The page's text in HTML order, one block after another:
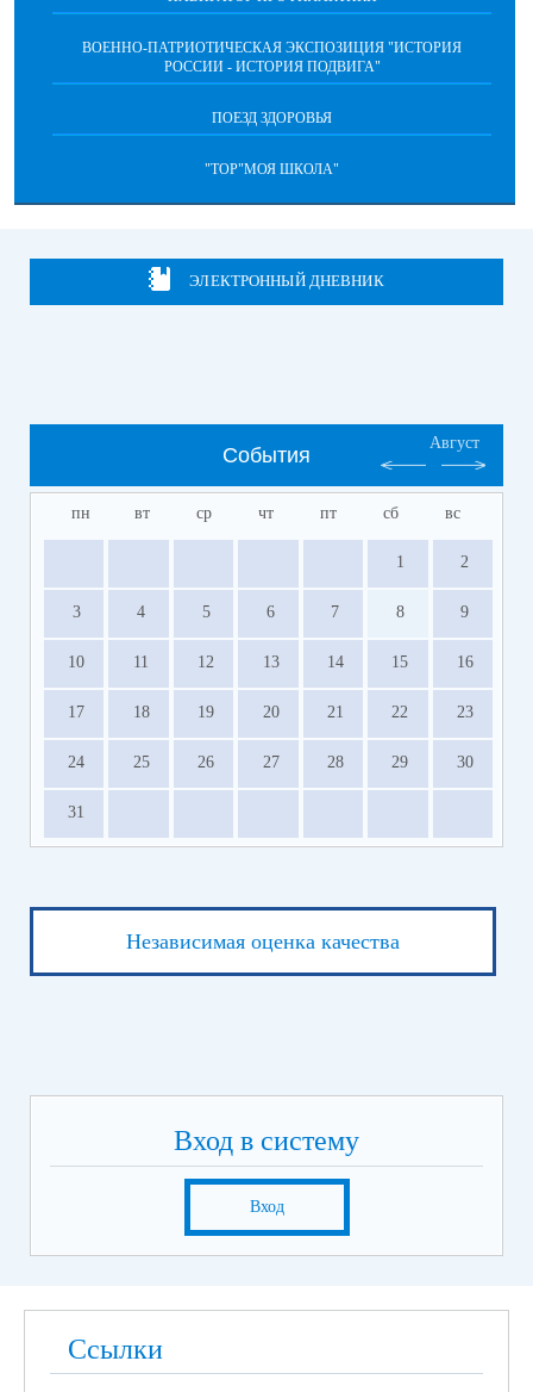
ВОЕННО-ПАТРИОТИЧЕСКАЯ ЭКСПОЗИЦИЯ "ИСТОРИЯ
РОССИИ - ИСТОРИЯ ПОДВИГА"
ПОЕЗД ЗДОРОВЬЯ
"ТОР"МОЯ ШКОЛА"
ЭЛЕКТРОННЫЙ ДНЕВНИК
События
Август
пн вт ср чт пт сб вс
1 2
3 4 5 6 7 8 9
10 11 12 13 14 15 16
17 18 19 20 21 22 23
24 25 26 27 28 29 30
31
Независимая оценка качества
Вход в систему
Вход
Ссылки